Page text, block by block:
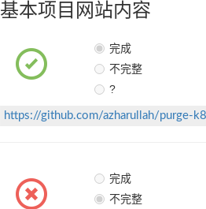
基本项目网站内容
完成
不完整
?
https://github.com/azharullah/purge-
完成
不完整